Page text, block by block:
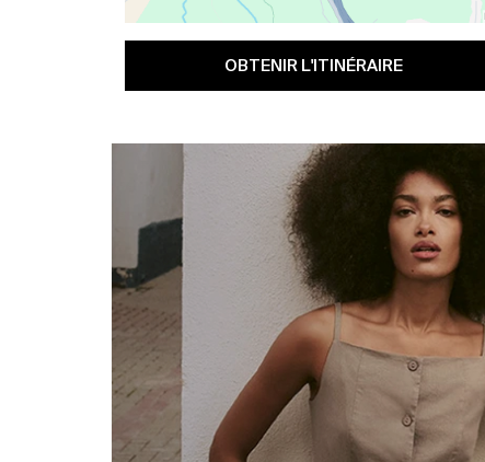
OBTENIR L'ITINÉRAIRE